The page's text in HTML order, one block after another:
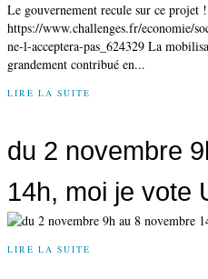
Le gouvernement recule sur ce projet
https://www.challenges.fr/economie/
ne-l-acceptera-pas_624329 La
grandement contribué en...
LIRE LA SUITE
du 2 novembre
14h, moi je vote
LIRE LA SUITE